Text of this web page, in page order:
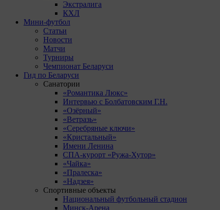
Экстралига
КХЛ
Мини-футбол
Статьи
Новости
Матчи
Турниры
Чемпионат Беларуси
Гид по Беларуси
Санатории
«Романтика Люкс»
Интервью с Болбатовским Г.Н.
«Озёрный»
«Ветразь»
«Серебряные ключи»
«Кристальный»
Имени Ленина
СПА-курорт «Ружа-Хутор»
«Чайка»
«Пралеска»
«Надзея»
Спортивные объекты
Национальный футбольный стадион
Минск-Арена